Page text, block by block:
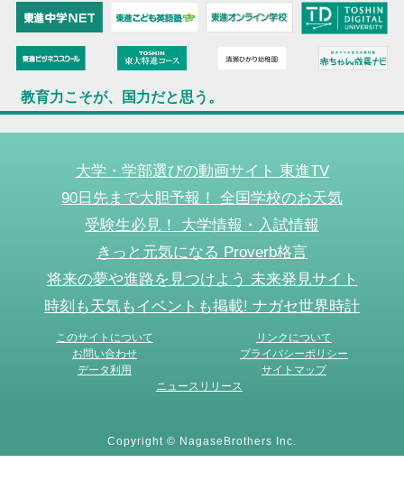
教育力こそが、国力だと思う。
大学・学部選びの動画サイト 東進TV
90日先まで大胆予報！ 全国学校のお天気
受験生必見！ 大学情報・入試情報
きっと元気になる Proverb格言
将来の夢や進路を見つけよう 未来発見サイト
時刻も天気もイベントも掲載! ナガセ世界時計
このサイトについて
リンクについて
お問い合わせ
プライバシーポリシー
データ利用
サイトマップ
ニュースリリース
Copyright © NagaseBrothers Inc.